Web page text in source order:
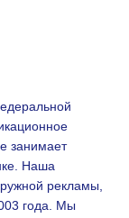
занимает
Наша
рекламы,
года. Мы